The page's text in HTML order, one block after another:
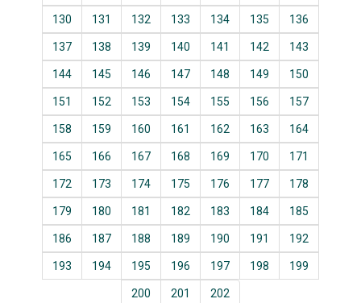
130 131 132 133 134 135 136
137 138 139 140 141 142 143
144 145 146 147 148 149 150
151 152 153 154 155 156 157
158 159 160 161 162 163 164
165 166 167 168 169 170 171
172 173 174 175 176 177 178
179 180 181 182 183 184 185
186 187 188 189 190 191 192
193 194 195 196 197 198 199
200 201 202